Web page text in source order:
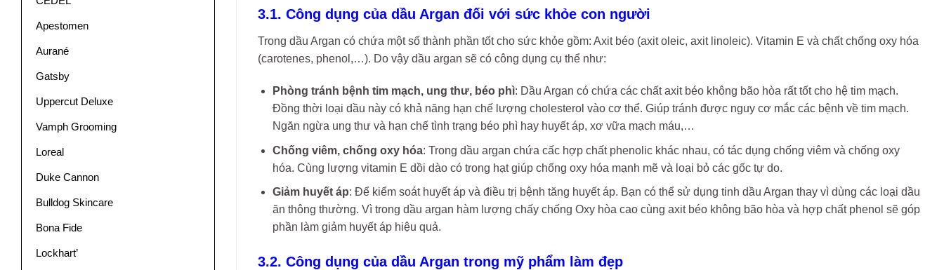
Apestomen
Aurané
Gatsby
Uppercut Deluxe
Vamph Grooming
Loreal
Duke Cannon
Bulldog Skincare
Bona Fide
Lockhart’
3.1. Công dụng của dầu Argan đối với sức khỏe con người
Trong dầu Argan có chứa một số thành phần tốt cho sức khỏe gồm: Axit béo (axit oleic, axit linoleic). Vitamin E và chất chống oxy hóa
(carotenes, phenol,…). Do vậy dầu argan sẽ có công dụng cụ thể như:
Phòng tránh bệnh tim mạch, ung thư, béo phì: Dầu Argan có chứa các chất axit béo không bão hòa rất tốt cho hệ tim mạch.
Đồng thời loại dầu này có khả năng hạn chế lượng cholesterol vào cơ thể. Giúp tránh được nguy cơ mắc các bệnh về tim mạch.
Ngăn ngừa ung thư và hạn chế tình trạng béo phì hay huyết áp, xơ vữa mạch máu,…
Chống viêm, chống oxy hóa: Trong dầu argan chứa cấc hợp chất phenolic khác nhau, có tác dụng chống viêm và chống oxy
hóa. Cùng lượng vitamin E dồi dào có trong hạt giúp chống oxy hóa mạnh mẽ và loại bỏ các gốc tự do.
Giảm huyết áp: Để kiểm soát huyết áp và điều trị bệnh tăng huyết áp. Bạn có thể sử dụng tinh dầu Argan thay vì dùng các loại dầu
ăn thông thường. Vì trong dầu argan hàm lượng chấy chống Oxy hòa cao cùng axit béo không bão hòa và hợp chất phenol sẽ góp
phần làm giảm huyết áp hiệu quả.
3.2. Công dụng của dầu Argan trong mỹ phẩm làm đẹp